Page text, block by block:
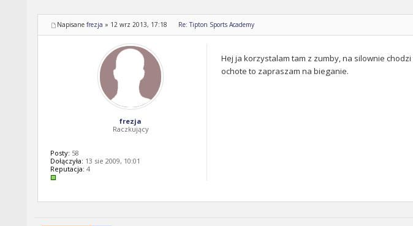
Napisane frezja » 12 wrz 2013, 17:18 Re: Tipton Sports Academy
Hej ja korzystalam tam z zumby, na silownie
ochote to zapraszam na bieganie.
frezja
Raczkujący
Posty: 58
Dołączyła: 13 sie 2009, 10:01
Reputacja: 4